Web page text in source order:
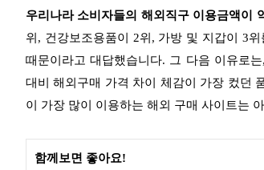
우리나라 소비자들의 해외직구 이용금액이
위, 건강보조용품이 2위, 가방 및 지갑이 3위
때문이라고 대답했습니다. 그 다음 이유로
대비 해외구매 가격 차이 체감이 가장 컸던
이 가장 많이 이용하는 해외 구매 사이트는
함께보면 좋아요!